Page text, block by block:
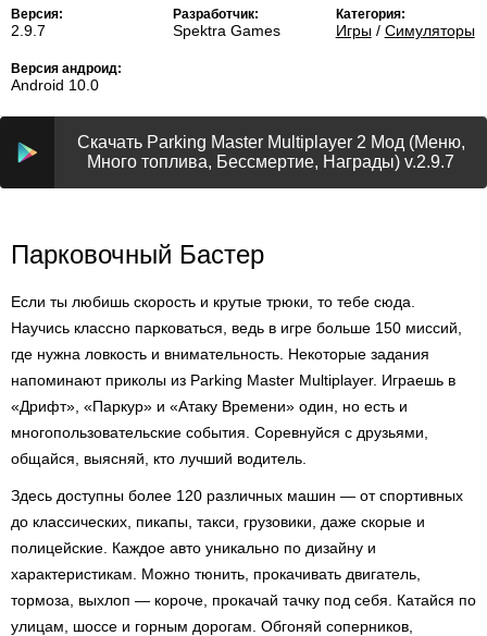
Версия:
2.9.7
Разработчик:
Spektra Games
Категория:
Игры/ Симуляторы
Версия андроид:
Android 10.0
Скачать Parking Master Multiplayer 2 Мод (Меню,
Много топлива, Бессмертие, Награды) v.2.9.7
Парковочный Бастер
Если ты любишь скорость и крутые трюки, то тебе сюда.
Научись классно парковаться, ведь в игре больше 150 миссий,
где нужна ловкость и внимательность. Некоторые задания
напоминают приколы из Parking Master Multiplayer. Играешь в
«Дрифт», «Паркур» и «Атаку Времени» один, но есть и
многопользовательские события. Соревнуйся с друзьями,
общайся, выясняй, кто лучший водитель.
Здесь доступны более 120 различных машин — от спортивных
до классических, пикапы, такси, грузовики, даже скорые и
полицейские. Каждое авто уникально по дизайну и
характеристикам. Можно тюнить, прокачивать двигатель,
тормоза, выхлоп — короче, прокачай тачку под себя. Катайся по
улицам, шоссе и горным дорогам. Обгоняй соперников,